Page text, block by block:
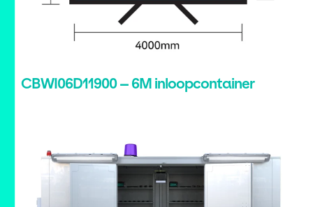
CBWI06D11900 – 6M inloopcontainer